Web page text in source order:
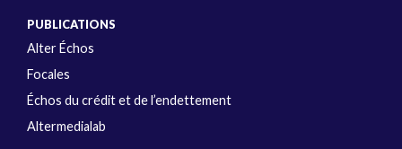
PUBLICATIONS
Alter Échos
Focales
Échos du crédit et de l’endettement
Altermedialab